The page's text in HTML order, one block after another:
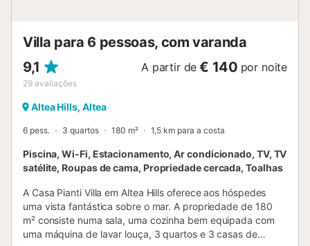
Villa para 6 pessoas, com varanda
9,1
29 avaliações
A partir de € 140 por noite
Altea Hills, Altea
6 pess. 3 quartos 180 m² 1,5 km para a costa
Piscina, Wi-Fi, Estacionamento, Ar condicionado, TV, TV
satélite, Roupas de cama, Propriedade cercada, Toalhas
A Casa Pianti Villa em Altea Hills oferece aos hóspedes
uma vista fantástica sobre o mar. A propriedade de 180
m² consiste numa sala, uma cozinha bem equipada com
uma máquina de lavar louça, 3 quartos e 3 casas de